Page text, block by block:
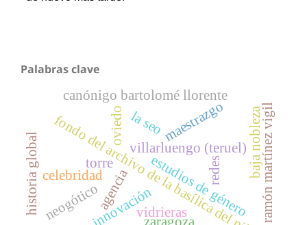
Palabras clave
fondo del archivo de la basílica del pilar
villarluengo (teruel)
maestrazgo
torre baja nobleza
agencia
celebridad estudios de género
historia global innovación
redes
oviedo
vidrieras ramón martínez vigil
canónigo bartolomé llorente
zaragoza
la seo
neogótico